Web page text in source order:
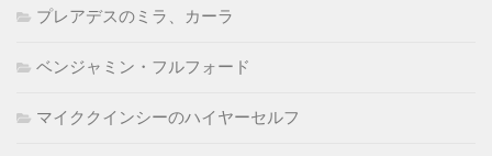
プレアデスのミラ、カーラ
ベンジャミン・フルフォード
マイククインシーのハイヤーセルフ